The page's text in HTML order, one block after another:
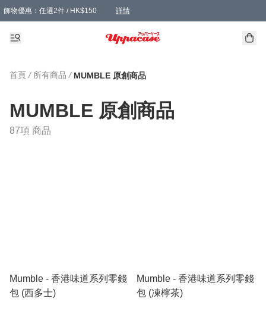
飾物優惠：任選2件 / HK$150 詳情
髮飾優惠：任選2件 / HK$100 詳情
精選襪子優惠：任選3對 / HK$115 詳情
滿額免運：本地訂單滿港幣350元可享免運費優惠
首頁 / 所有商品 / MUMBLE 原創商品
MUMBLE 原創商品
87項 商品
Mumble - 香港味道系列零錢
包 (西多士)
Mumble - 香港味道系列零錢
包 (凍檸茶)